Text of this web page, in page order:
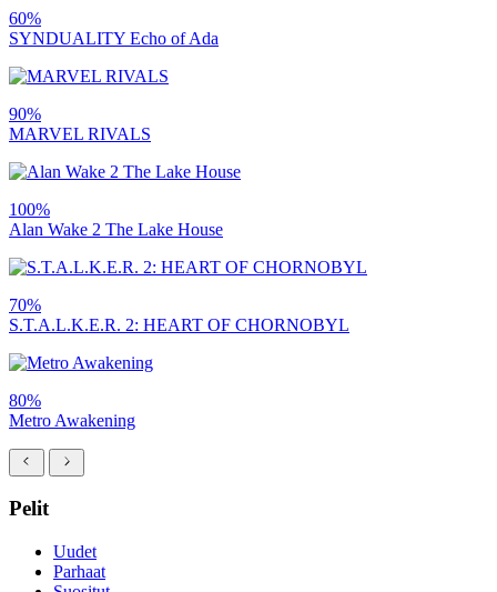
60%
SYNDUALITY Echo of Ada
90%
MARVEL RIVALS
100%
Alan Wake 2 The Lake House
70%
S.T.A.L.K.E.R. 2: HEART OF CHORNOBYL
80%
Metro Awakening
Pelit
Uudet
Parhaat